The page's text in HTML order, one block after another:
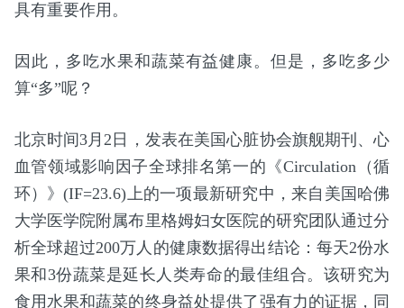
具有重要作用。
因此，多吃水果和蔬菜有益健康。但是，多吃多少
算“多”呢？
北京时间3月2日，发表在美国心脏协会旗舰期刊、心
血管领域影响因子全球排名第一的《Circulation（循
环）》(IF=23.6)上的一项最新研究中，来自美国哈佛
大学医学院附属布里格姆妇女医院的研究团队通过分
析全球超过200万人的健康数据得出结论：每天2份水
果和3份蔬菜是延长人类寿命的最佳组合。该研究为
食用水果和蔬菜的终身益处提供了强有力的证据，同